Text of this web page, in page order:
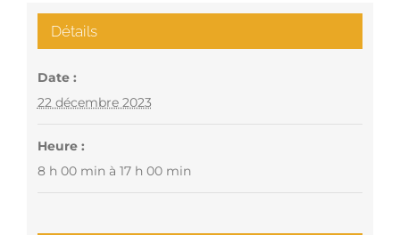
Détails
Date :
22 décembre 2023
Heure :
8 h 00 min à 17 h 00 min